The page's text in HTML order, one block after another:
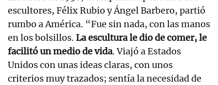
escultores, Félix Rubio y Ángel Barbero, partió
rumbo a América. “Fue sin nada, con las manos
en los bolsillos. La escultura le dio de comer, le
facilitó un medio de vida. Viajó a Estados
Unidos con unas ideas claras, con unos
criterios muy trazados; sentía la necesidad de